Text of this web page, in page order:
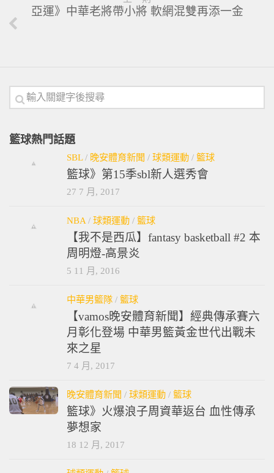
亞運》中華老將帶小將 軟網混雙再添一金
籃球熱門話題
SBL/ 晚安體育新聞 / 球類運動 / 籃球
籃球》第15季sbl新人選秀會
27 7 月, 2017
NBA / 球類運動 / 籃球
【我不是西瓜】fantasy basketball #2 本
周明燈-高景炎
5 11 月, 2016
中華男籃隊 / 籃球
【vamos晚安體育新聞】經典傳承賽六
月彰化登場 中華男籃黃金世代出戰未
來之星
7 4 月, 2017
晚安體育新聞 / 球類運動 / 籃球
籃球》火爆浪子周資華返台 血性傳承
夢想家
18 12 月, 2017